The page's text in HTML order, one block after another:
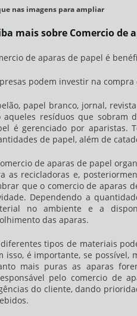
nas imagens para ampliar
mais sobre Comercio de
de aparas de papel é
podem investir na
papel branco, jornal,
aqueles resíduos que sobram
é gerenciado por aparistas.
de papel, além de
de aparas de papel
as recicladoras e,
que o comercio de aparas
Dependendo a
no ambiente e a
das aparas.
tipos de materiais
isso, é importante, se possível,
mais puras as aparas
pelo comercio de
do cliente, dando